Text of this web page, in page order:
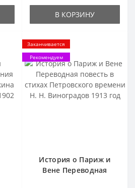
В КОРЗИНУ
Заканчивается
Рекомендуем
История о Париж и
Вене Переводная